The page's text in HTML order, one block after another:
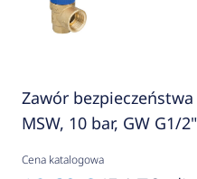
Zawór
MSW, 10 bar, GW G1/
Cena katalogowa